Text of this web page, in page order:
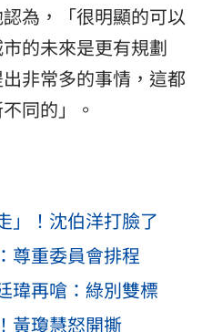
為，「很明顯的可以
的未來是更有規劃
非常多的事情，這都
同的」。
」！沈伯洋打臉了
尊重委員會排程
瑋再嗆：綠別雙標
黃瓊慧怒開撕